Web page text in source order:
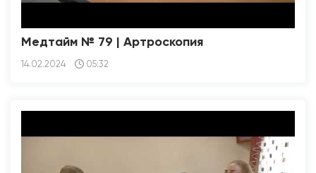
Медтайм № 79 | Артроскопия
14.02.2024 05:32